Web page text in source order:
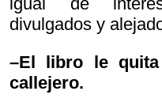
divulgados y
–El libro le
callejero.